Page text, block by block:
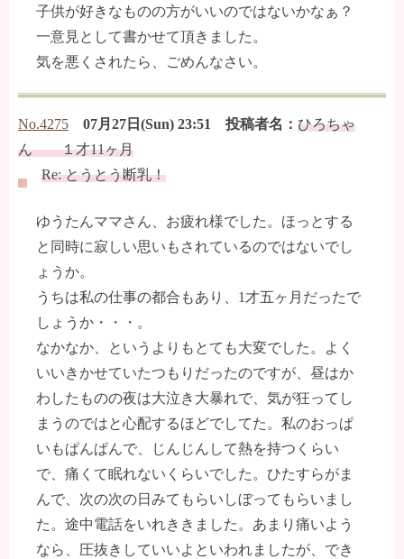
子供が好きなものの方がいいのではないかなぁ？
一意見として書かせて頂きました。
気を悪くされたら、ごめんなさい。
No.4275 07月27日(Sun) 23:51 投稿者名： ひろちゃ
ん １才11ヶ月
Re: とうとう断乳！
ゆうたんママさん、お疲れ様でした。ほっとする
と同時に寂しい思いもされているのではないでし
ょうか。
うちは私の仕事の都合もあり、1才五ヶ月だったで
しょうか・・・。
なかなか、というよりもとても大変でした。よく
いいきかせていたつもりだったのですが、昼はか
わしたものの夜は大泣き大暴れで、気が狂ってし
まうのではと心配するほどでしてた。私のおっぱ
いもぱんぱんで、じんじんして熱を持つくらい
で、痛くて眠れないくらいでした。ひたすらがま
んで、次の次の日みてもらいしぼってもらいまし
た。途中電話をいれききました。あまり痛いよう
なら、圧抜きしていいよといわれましたが、でき